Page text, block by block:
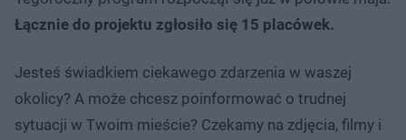
Łącznie do projektu zgłosiło się 15 placówek.
Jesteś świadkiem ciekawego zdarzenia w waszej
okolicy? A może chcesz poinformować o trudnej
sytuacji w Twoim mieście? Czekamy na zdjęcia, filmy i